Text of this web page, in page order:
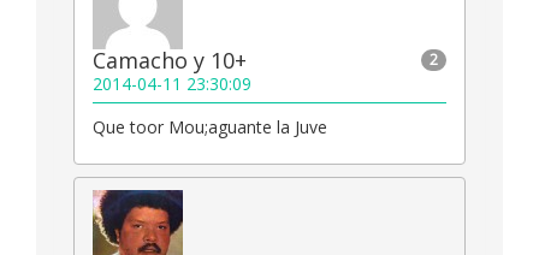
2
Camacho y 10+
2014-04-11 23:30:09
Que toor Mou;aguante la Juve